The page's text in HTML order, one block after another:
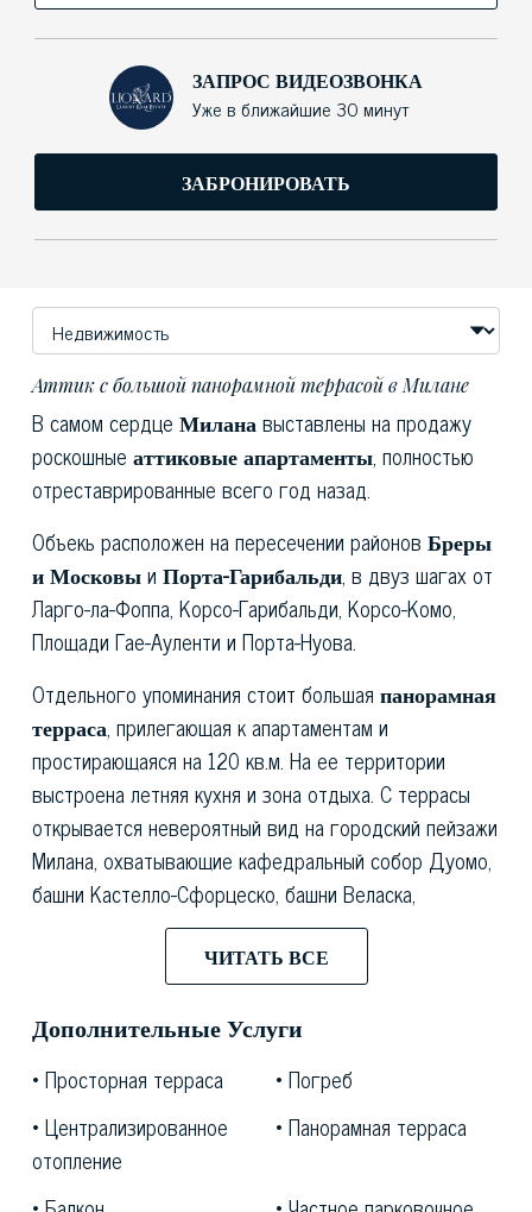
ЗАПРОС ВИДЕОЗВОНКА
Уже в ближайшие 30 минут
ЗАБРОНИРОВАТЬ
Аттик с большой панорамной террасой в Милане
В самом сердце Миланавыставлены на продажу
роскошные аттиковые апартаменты, полностью
отреставрированные всего год назад.
Объекь расположен на пересечении районов Бреры
и Московыи Порта-Гарибальди, в двуз шагах от
Ларго-ла-Фоппа, Корсо-Гарибальди, Корсо-Комо,
Площади Гае-Ауленти и Порта-Нуова.
Отдельного упоминания стоит большая панорамная
терраса, прилегающая к апартаментам и
простирающаяся на 120 кв.м. На ее территории
выстроена летняя кухня и зона отдыха. С террасы
открывается невероятный вид на городский пейзажи
Милана, охватывающие кафедральный собор Дуомо,
башни Кастелло-Сфорцеско, башни Веласка,
Вертикальный лес и Торре-Солария.
Аттик был полностью отреставрирован в 2018 и в
начале 2029 гг. и отделан ценными метариалами и
современными технологиями, такими как система
домашнего видеонаблюдения, аллюминиевыми
оконными рамами с двойными стеклами,
бронированными дверьми и проч.
Площадь апартаментов составляет 90 кв.м.
ЧИТАТЬ ВСЕ
Дополнительные Услуги
Просторная терраса
Погреб
Централизированное
отопление
Панорамная терраса